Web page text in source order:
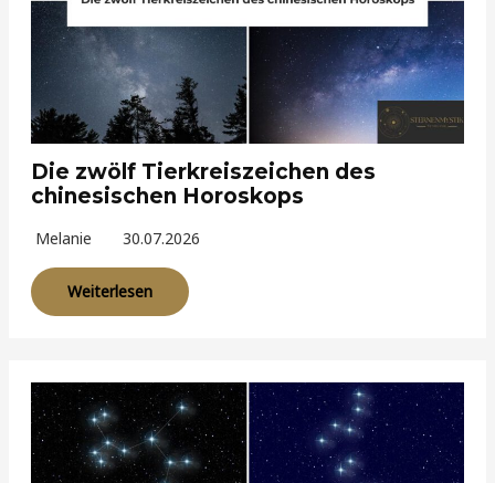
Die zwölf Tierkreiszeichen des
chinesischen Horoskops
Melanie 30.07.2026
Weiterlesen